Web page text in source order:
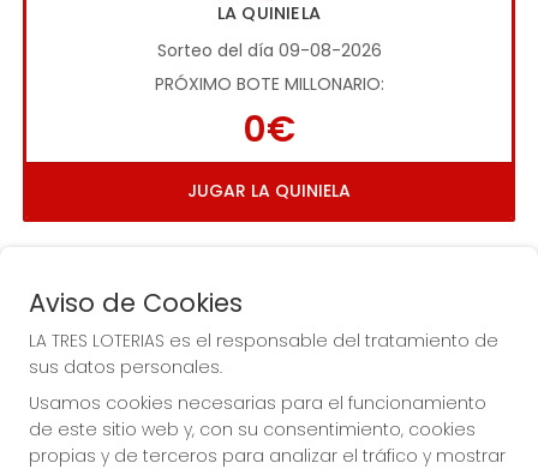
LA QUINIELA
Sorteo del día 09-08-2026
PRÓXIMO BOTE MILLONARIO:
0€
JUGAR LA QUINIELA
¡La Tres Loterias te desea Mucha Suerte!
Aviso de Cookies
LA TRES LOTERIAS es el responsable del tratamiento de
sus datos personales.
Usamos cookies necesarias para el funcionamiento
de este sitio web y, con su consentimiento, cookies
propias y de terceros para analizar el tráfico y mostrar